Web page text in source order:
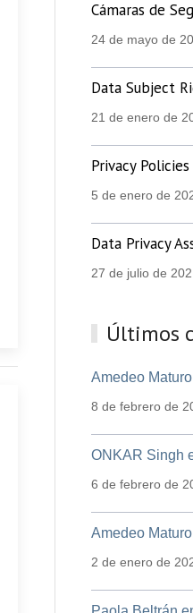
Cámaras de
24 de mayo de
Data Subject
21 de enero de
Privacy Policies
5 de enero de
Data Privacy
27 de julio de
Últimos
Amedeo
8 de febrero de
ONKAR Singh
6 de febrero de
Amedeo
2 de enero de